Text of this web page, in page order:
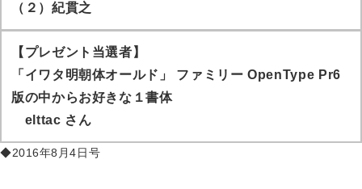
（２）紀貫之
【プレゼント当選者】
「イワタ明朝体オールド」 ファミリー OpenType Pr6
版の中からお好きな１書体
elttac さん
◆2016年8月4日号